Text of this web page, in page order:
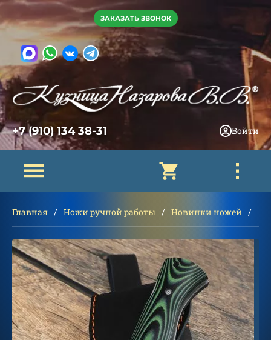
ЗАКАЗАТЬ ЗВОНОК
+7 (910) 134 38-31 Войти
Главная Ножи ручной работы Новинки ножей